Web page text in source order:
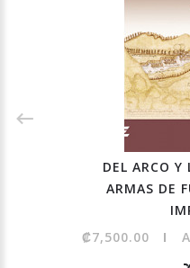
DEL ARCO Y
ARMAS DE
₡7,500.00